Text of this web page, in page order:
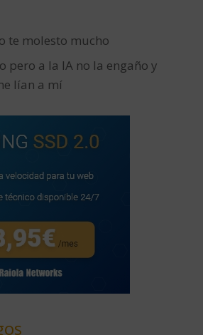
te molesto mucho
pero a la IA no la engaño y
lían a mí